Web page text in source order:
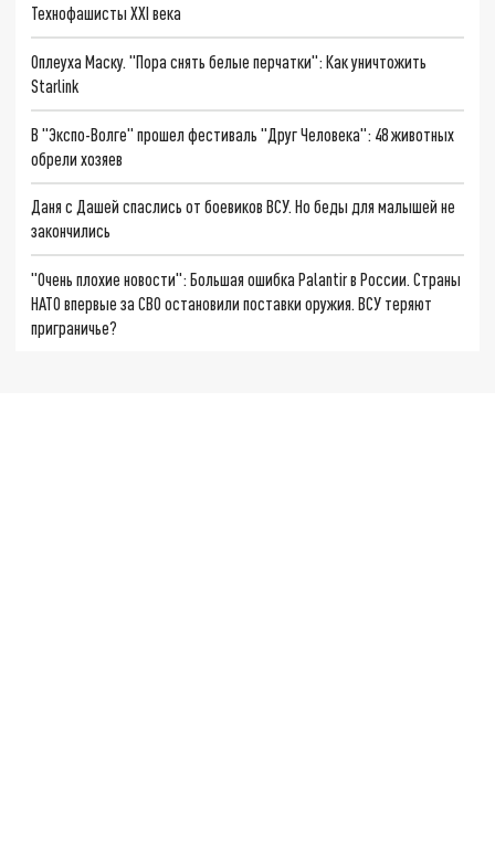
Технофашисты XXI века
Оплеуха Маску. "Пора снять белые перчатки": Как уничтожить
Starlink
В "Экспо-Волге" прошел фестиваль "Друг Человека": 48 животных
обрели хозяев
Даня с Дашей спаслись от боевиков ВСУ. Но беды для малышей не
закончились
"Очень плохие новости": Большая ошибка Palantir в России. Страны
НАТО впервые за СВО остановили поставки оружия. ВСУ теряют
приграничье?